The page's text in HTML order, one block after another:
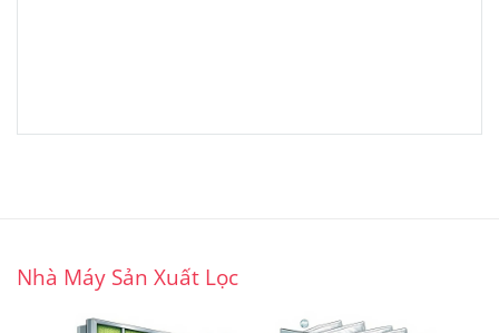
Nhà Máy Sản Xuất Lọc